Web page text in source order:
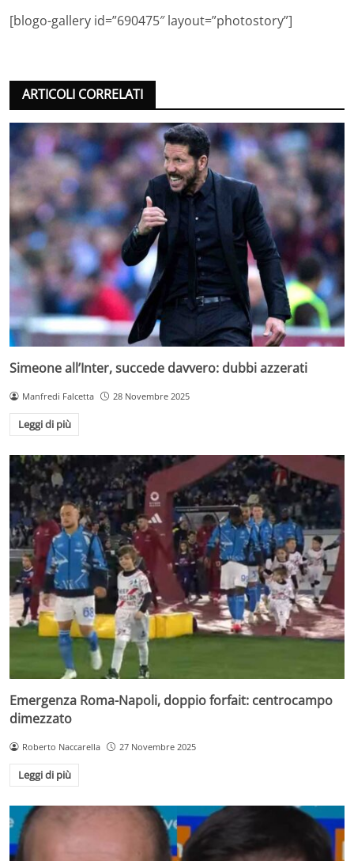
[blogo-gallery id=”690475″ layout=”photostory”]
ARTICOLI CORRELATI
Simeone all’Inter, succede davvero: dubbi azzerati
Manfredi Falcetta 28 Novembre 2025
Leggi di più
Emergenza Roma-Napoli, doppio forfait: centrocampo
dimezzato
Roberto Naccarella 27 Novembre 2025
Leggi di più